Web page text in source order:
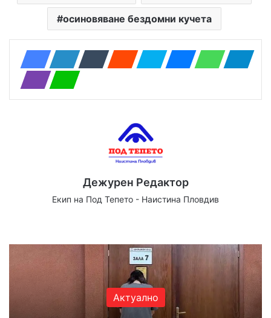
осиновяване бездомни кучета
Дежурен Редактор
Екип на Под Тепето - Наистина Пловдив
Актуално